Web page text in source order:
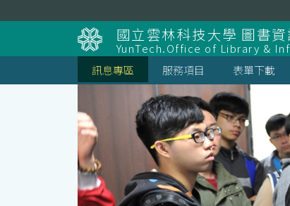
到
主
要
內
容
國立雲林科技大學 圖書
YunTech.Office of Library &
訊息專區
服務項目 表單下載